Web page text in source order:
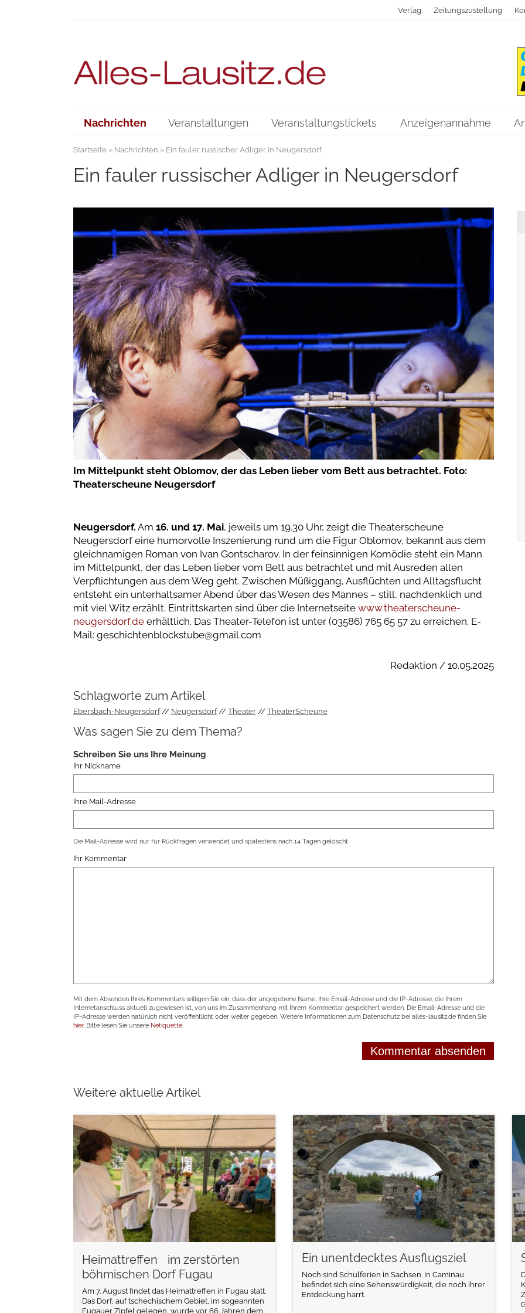
Verlag Zeitungszustellung
Nachrichten Veranstaltungen Veranstaltungstickets Anzeigenannahme
Startseite» Nachrichten » Ein fauler russischer Adliger in Neugersdorf
Ein fauler russischer Adliger in Neugersdorf
Im Mittelpunkt steht Oblomov, der das Leben lieber vom Bett aus betrachtet. Foto:
Theaterscheune Neugersdorf
Neugersdorf. Am 16. und 17. Mai, jeweils um 19.30 Uhr, zeigt die Theaterscheune
Neugersdorf eine humorvolle Inszenierung rund um die Figur Oblomov, bekannt aus dem
gleichnamigen Roman von Ivan Gontscharov. In der feinsinnigen Komödie steht ein Mann
im Mittelpunkt, der das Leben lieber vom Bett aus betrachtet und mit Ausreden allen
Verpflichtungen aus dem Weg geht. Zwischen Müßiggang, Ausflüchten und Alltagsflucht
entsteht ein unterhaltsamer Abend über das Wesen des Mannes – still, nachdenklich und
mit viel Witz erzählt. Eintrittskarten sind über die Internetseite www.theaterscheune-
neugersdorf.deerhältlich. Das Theater-Telefon ist unter (03586) 765 65 57 zu erreichen. E-
Mail: geschichtenblockstube@gmail.com
Redaktion / 10.05.2025
Schlagworte zum Artikel
Ebersbach-Neugersdorf Neugersdorf Theater TheaterScheune
Was sagen Sie zu dem Thema?
Schreiben Sie uns Ihre Meinung
Ihr Nickname
Ihre Mail-Adresse
Die Mail-Adresse wird nur für Rückfragen verwendet und spätestens nach 14 Tagen gelöscht.
Ihr Kommentar
Mit dem Absenden Ihres Kommentars willigen Sie ein, dass der angegebene Name, Ihre Email-Adresse und die IP-Adresse, die Ihrem
Internetanschluss aktuell zugewiesen ist, von uns im Zusammenhang mit Ihrem Kommentar gespeichert werden. Die Email-Adresse und die
IP-Adresse werden natürlich nicht veröffentlicht oder weiter gegeben. Weitere Informationen zum Datenschutz bei alles-lausitz.de finden Sie
hier. Bitte lesen Sie unsere Netiquette.
Weitere aktuelle Artikel
Heimattreffen im zerstörten
böhmischen Dorf Fugau
Am 7. August findet das Heimattreffen in Fugau statt.
Das Dorf, auf tschechischem Gebiet, im sogeannten
Fugauer Zipfel gelegen, wurde vor 66 Jahren dem
weiterlesen
Ein unentdecktes Ausflugsziel
Noch sind Schulferien in Sachsen. In Caminau
befindet sich eine Sehenswürdigkeit, die noch ihrer
Entdeckung harrt.
weiterlesen